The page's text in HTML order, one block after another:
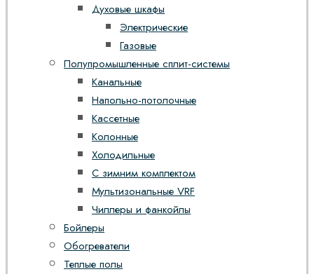
Духовые шкафы
Электрические
Газовые
Полупромышленные сплит-системы
Канальные
Напольно-потолочные
Кассетные
Колонные
Холодильные
С зимним комплектом
Мультизональные VRF
Чиллеры и фанкойлы
Бойлеры
Обогреватели
Теплые полы